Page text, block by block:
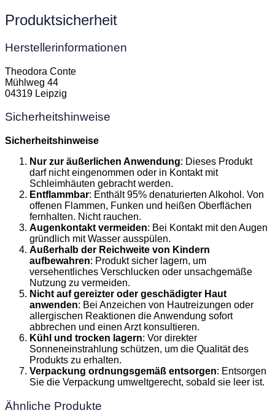
Produktsicherheit
Herstellerinformationen
Theodora Conte
Mühlweg 44
04319 Leipzig
Sicherheitshinweise
Sicherheitshinweise
Nur zur äußerlichen Anwendung: Dieses Produkt
darf nicht eingenommen oder in Kontakt mit
Schleimhäuten gebracht werden.
Entflammbar: Enthält 95% denaturierten Alkohol. Von
offenen Flammen, Funken und heißen Oberflächen
fernhalten. Nicht rauchen.
Augenkontakt vermeiden: Bei Kontakt mit den Augen
gründlich mit Wasser ausspülen.
Außerhalb der Reichweite von Kindern
aufbewahren: Produkt sicher lagern, um
versehentliches Verschlucken oder unsachgemäße
Nutzung zu vermeiden.
Nicht auf gereizter oder geschädigter Haut
anwenden: Bei Anzeichen von Hautreizungen oder
allergischen Reaktionen die Anwendung sofort
abbrechen und einen Arzt konsultieren.
Kühl und trocken lagern: Vor direkter
Sonneneinstrahlung schützen, um die Qualität des
Produkts zu erhalten.
Verpackung ordnungsgemäß entsorgen: Entsorgen
Sie die Verpackung umweltgerecht, sobald sie leer ist.
Ähnliche Produkte